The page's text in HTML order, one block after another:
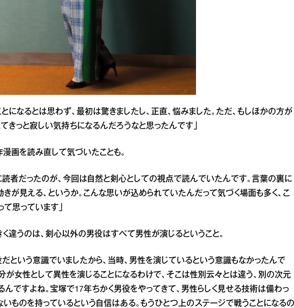
になるとは思わず、最初は驚きましたし、正直、悩みました。ただ、もしほかの方が
きっと寂しい気持ちになるんだろうなと思ったんです」
画を読み直して気づいたことも。
読者だったのが、今回は自然と剣心としての視点で読んでいたんです。言葉の裏に
が見える、というか。こんな思いが込められていたんだって気づく場面も多く、こ
思っています」
違うのは、剣心以外の男役はすべて男性が演じるということ。
だという意識でいましたから、当時、男性を演じているという意識もなかったんで
が女性として異性を演じることになるわけで、そこは性別云々とは違う、別の次元
ですよね。宝塚で17年ちかく男役をやってきて、男性らしく見せる技術は備わっ
いものを持っているという自信はある。もうひとつ上のステージで戦うことになるの